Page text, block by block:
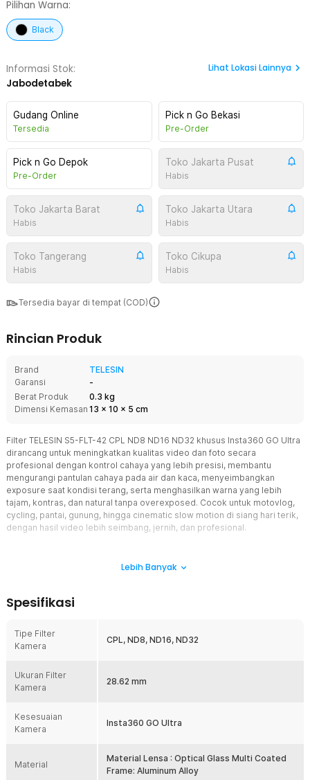
Pilihan Warna:
Black
Informasi Stok:
Jabodetabek
Lihat Lokasi Lainnya
Gudang Online
Tersedia
Pick n Go Bekasi
Pre-Order
Pick n Go Depok
Pre-Order
Toko Jakarta Pusat
Habis
Toko Jakarta Barat
Habis
Toko Jakarta Utara
Habis
Toko Tangerang
Habis
Toko Cikupa
Habis
Tersedia bayar di tempat (COD)
Rincian Produk
Brand
TELESIN
Garansi
-
Berat Produk
0.3 kg
Dimensi Kemasan 13 x 10 x 5 cm
Filter TELESIN S5-FLT-42 CPL ND8 ND16 ND32 khusus Insta360 GO Ultra
dirancang untuk meningkatkan kualitas video dan foto secara
profesional dengan kontrol cahaya yang lebih presisi, membantu
mengurangi pantulan cahaya pada air dan kaca, menyeimbangkan
exposure saat kondisi terang, serta menghasilkan warna yang lebih
tajam, kontras, dan natural tanpa overexposed. Cocok untuk motovlog,
cycling, pantai, gunung, hingga cinematic slow motion di siang hari terik,
dengan hasil video lebih seimbang, jernih, dan profesional.
air, kaca, dan aspal sehingga hasil video terlihat lebih jernih dan
tingkat polarisasi sesuai kebutuhan pencahayaan di lokasi shooting.
Warna langit menjadi lebih biru, dedaunan terlihat lebih hidup, dan
Kendalikan Cahaya dengan Presisi
membantu mengontrol cahaya dari kondisi terang hingga sangat
cerah agar exposure tetap stabil dan tidak overexposed. ND8
seperti pantai atau pegunungan. Ketiganya memungkinkan
penggunaan shutter lebih lambat untuk menghasilkan efek motion
Lebih Banyak
Spesifikasi
Tipe Filter
Kamera
CPL, ND8, ND16, ND32
Ukuran Filter
Kamera
28.62 mm
Kesesuaian
Kamera
Insta360 GO Ultra
Material
Material Lensa : Optical Glass Multi Coated
Frame: Aluminum Alloy